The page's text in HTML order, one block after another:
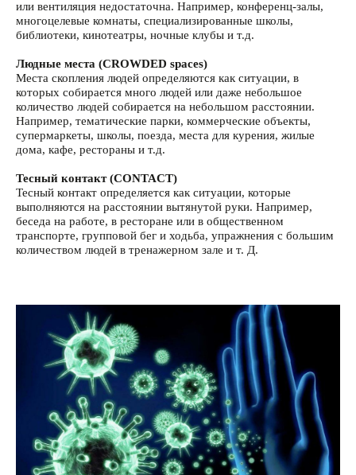
или вентиляция недостаточна. Например, конференц-залы,
многоцелевые комнаты, специализированные школы,
библиотеки, кинотеатры, ночные клубы и т.д.
Людные места (CROWDED spaces)
Места скопления людей определяются как ситуации, в
которых собирается много людей или даже небольшое
количество людей собирается на небольшом расстоянии.
Например, тематические парки, коммерческие объекты,
супермаркеты, школы, поезда, места для курения, жилые
дома, кафе, рестораны и т.д.
Тесный контакт (CONTACT)
Тесный контакт определяется как ситуации, которые
выполняются на расстоянии вытянутой руки. Например,
беседа на работе, в ресторане или в общественном
транспорте, групповой бег и ходьба, упражнения с большим
количеством людей в тренажерном зале и т. Д.